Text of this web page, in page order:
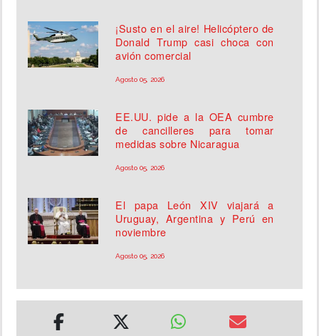
¡Susto en el aire! Helicóptero de
Donald Trump casi choca con
avión comercial
Agosto 05, 2026
EE.UU. pide a la OEA cumbre
de cancilleres para tomar
medidas sobre Nicaragua
Agosto 05, 2026
El papa León XIV viajará a
Uruguay, Argentina y Perú en
noviembre
Agosto 05, 2026